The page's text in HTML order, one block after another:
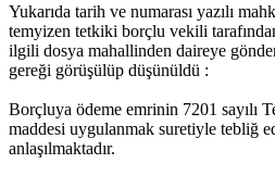
Yukarıda tarih ve numarası yazılı
temyizen tetkiki borçlu vekili
ilgili dosya mahallinden daireye
gereği görüşülüp düşünüldü :
Borçluya ödeme emrinin 7201 sayılı
maddesi uygulanmak suretiyle tebliğ
anlaşılmaktadır.